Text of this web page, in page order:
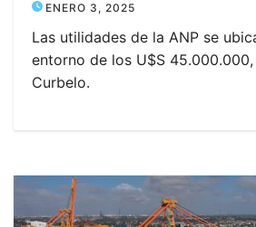
ENERO 3, 2025
Las utilidades de la ANP se
entorno de los U$S
Curbelo.